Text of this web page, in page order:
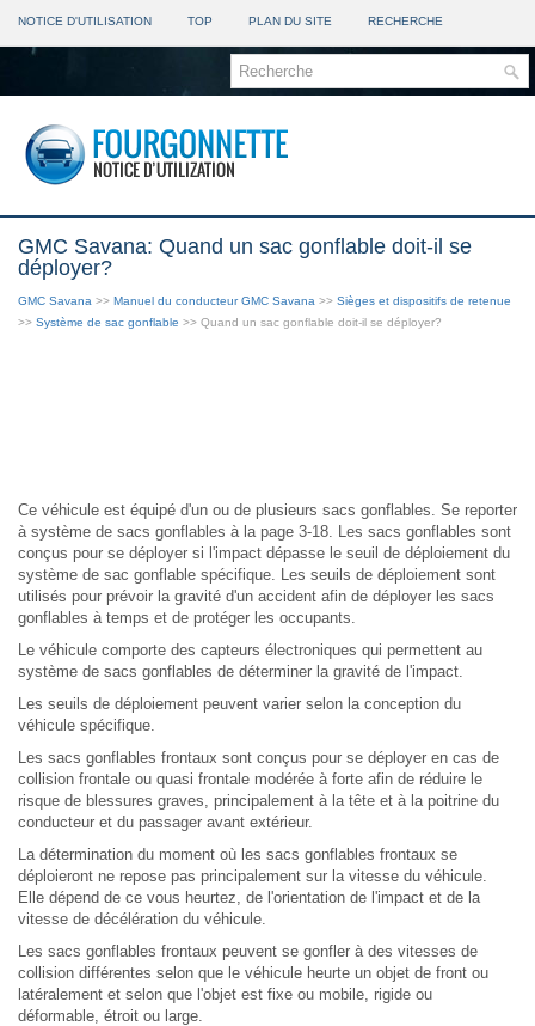
NOTICE D'UTILISATION TOP PLAN DU SITE RECHERCHE
GMC Savana: Quand un sac gonflable doit-il se
déployer?
GMC Savana >> Manuel du conducteur GMC Savana >> Sièges et dispositifs de retenue
>> Système de sac gonflable >> Quand un sac gonflable doit-il se déployer?
Ce véhicule est équipé d'un ou de plusieurs sacs gonflables. Se reporter
à système de sacs gonflables à la page 3-18. Les sacs gonflables sont
conçus pour se déployer si l'impact dépasse le seuil de déploiement du
système de sac gonflable spécifique. Les seuils de déploiement sont
utilisés pour prévoir la gravité d'un accident afin de déployer les sacs
gonflables à temps et de protéger les occupants.
Le véhicule comporte des capteurs électroniques qui permettent au
système de sacs gonflables de déterminer la gravité de l'impact.
Les seuils de déploiement peuvent varier selon la conception du
véhicule spécifique.
Les sacs gonflables frontaux sont conçus pour se déployer en cas de
collision frontale ou quasi frontale modérée à forte afin de réduire le
risque de blessures graves, principalement à la tête et à la poitrine du
conducteur et du passager avant extérieur.
La détermination du moment où les sacs gonflables frontaux se
déploieront ne repose pas principalement sur la vitesse du véhicule.
Elle dépend de ce vous heurtez, de l'orientation de l'impact et de la
vitesse de décélération du véhicule.
Les sacs gonflables frontaux peuvent se gonfler à des vitesses de
collision différentes selon que le véhicule heurte un objet de front ou
latéralement et selon que l'objet est fixe ou mobile, rigide ou
déformable, étroit ou large.